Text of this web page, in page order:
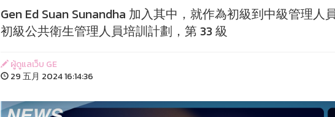
Gen Ed Suan Sunandha 加入其中，就作為初級到中級管理人
初級公共衛生管理人員培訓計劃，第 33 級
ผู้ดูแลเว็บ GE
29 五月 2024 16:14:36